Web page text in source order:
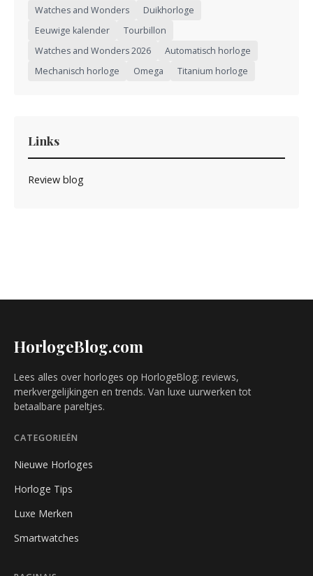
Watches and Wonders
Duikhorloge
Eeuwige kalender
Tourbillon
Watches and Wonders 2026
Automatisch horloge
Mechanisch horloge
Omega Titanium horloge
Links
Review blog
HorlogeBlog.com
Lees alles over horloges op HorlogeBlog: reviews,
merkvergelijkingen en trends. Van luxe uurwerken tot
betaalbare pareltjes.
CATEGORIEËN
Nieuwe Horloges
Horloge Tips
Luxe Merken
Smartwatches